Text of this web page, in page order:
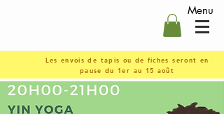
Menu
Les envois de tapis ou de fiches seront en
pause du 1er au 15 août